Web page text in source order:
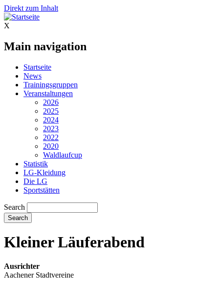
Direkt zum Inhalt
X
Main navigation
Startseite
News
Trainingsgruppen
Veranstaltungen
2026
2025
2024
2023
2022
2020
Waldlaufcup
Statistik
LG-Kleidung
Die LG
Sportstätten
Search
Kleiner Läuferabend
Ausrichter
Aachener Stadtvereine